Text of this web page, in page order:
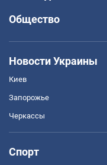
Общество
Новости Украины
Киев
Запорожье
Черкассы
Спорт